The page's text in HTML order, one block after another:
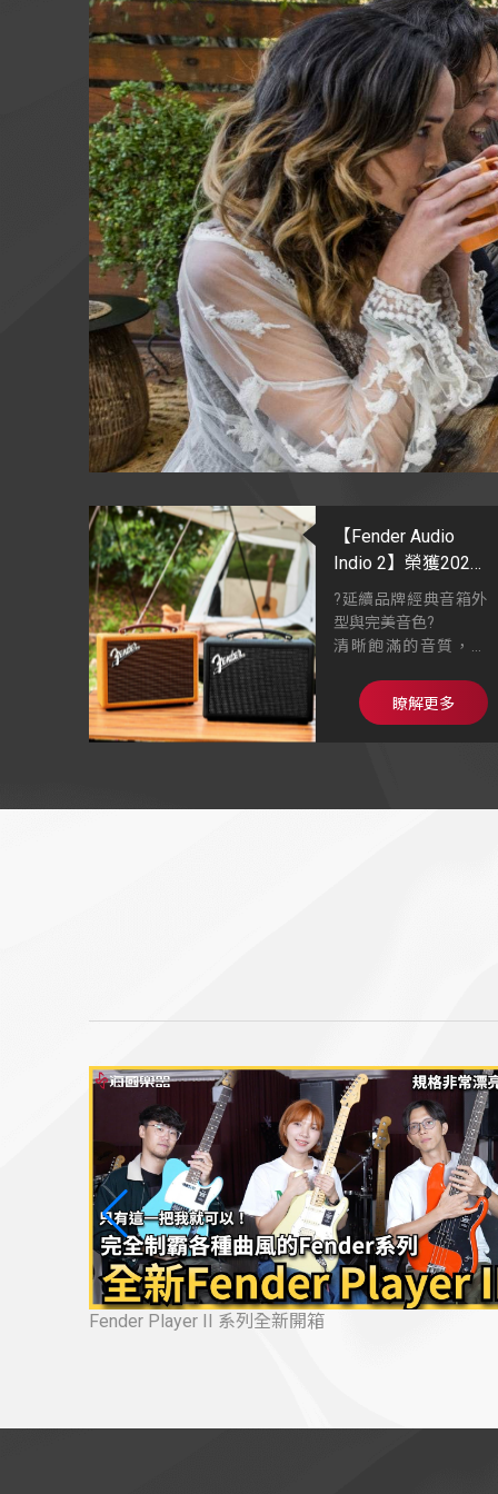
【Fender Audio
Indio 2】榮獲2022
IFA 最佳藍牙音響
?延續品牌經典音箱外
型與完美音色?
清晰飽滿的音質，忠
美式經典Fender吉他
音箱外型
木製箱體搭配手工裱
瞭解更多
最新美廠 Professional Classic 系列🔥 音色